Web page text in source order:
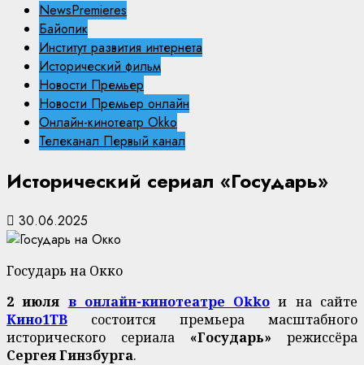
NewsPremieres
Байопик
Институт развития интернета
Исторический фильм
Новости Премьер
Новости Премьер онлайн
Онлайн-кинотеатр Okko
Телеканал Первый канал
Исторический сериал «Государь»
30.06.2025
Государь на Окко
2 июля в онлайн-кинотеатре Okko и на сайте
Кино1ТВ состоится премьера масштабного
исторического сериала «Государь» режиссёра
Сергея Гинзбурга.